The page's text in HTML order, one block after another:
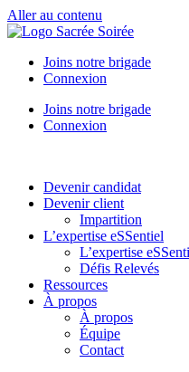
Aller au contenu
Joins notre brigade
Connexion
Joins notre brigade
Connexion
Devenir candidat
Devenir client
Impartition
L’expertise eSSentiel
L’expertise
Défis Relevés
Ressources
À propos
À propos
Équipe
Contact